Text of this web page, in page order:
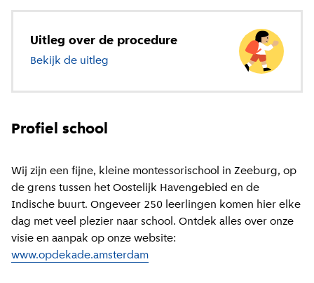
Uitleg over de procedure
Bekijk de uitleg
Profiel school
Wij zijn een fijne, kleine montessorischool in Zeeburg, op
de grens tussen het Oostelijk Havengebied en de
Indische buurt. Ongeveer 250 leerlingen komen hier elke
dag met veel plezier naar school. Ontdek alles over onze
visie en aanpak op onze website:
www.opdekade.amsterdam